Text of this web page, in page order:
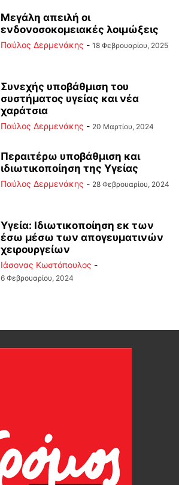
Μεγάλη απειλή οι
ενδονοσοκομειακές λοιμώξεις
Παύλος Δερμενάκης - 18 Φεβρουαρίου, 2025
Συνεχής υποβάθμιση του
συστήματος υγείας και νέα
χαράτσια
Παύλος Δερμενάκης - 20 Μαρτίου, 2024
Περαιτέρω υποβάθμιση και
ιδιωτικοποίηση της Υγείας
Παύλος Δερμενάκης - 28 Φεβρουαρίου, 2024
Υγεία: Ιδιωτικοποίηση εκ των
έσω μέσω των απογευματινών
χειρουργείων
Ιάσονας Κωστόπουλος -
6 Φεβρουαρίου, 2024